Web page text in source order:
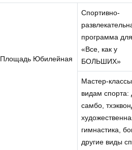
Площадь Юбилейная
Спортивно-
программа
«Все, как у
БОЛЬШИХ»
Мастер-
видам спорта:
самбо,
гимнастика,
другие виды